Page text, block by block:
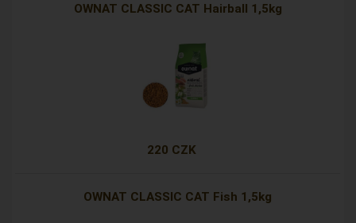
OWNAT CLASSIC CAT Hairball 1,5kg
220 CZK
OWNAT CLASSIC CAT Fish 1,5kg